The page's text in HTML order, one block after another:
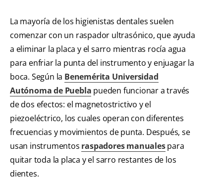
La mayoría de los higienistas dentales suelen
comenzar con un raspador ultrasónico, que ayuda
a eliminar la placa y el sarro mientras rocía agua
para enfriar la punta del instrumento y enjuagar la
boca. Según la Benemérita Universidad
Autónoma de Puebla pueden funcionar a través
de dos efectos: el magnetostrictivo y el
piezoeléctrico, los cuales operan con diferentes
frecuencias y movimientos de punta. Después, se
usan instrumentos raspadores manualespara
quitar toda la placa y el sarro restantes de los
dientes.